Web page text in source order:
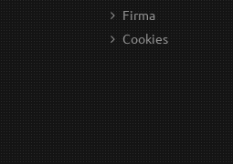
Firma
Cookies